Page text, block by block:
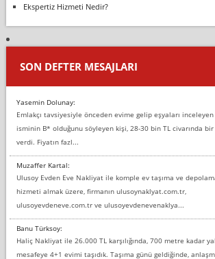
Ekspertiz Hizmeti Nedir?
SON DEFTER MESAJLARI
Yasemin Dolunay:
Emlakçı tavsiyesiyle önceden evime gelip eşyaları inceleyen
isminin B* olduğunu söyleyen kişi, 28-30 bin TL civarında
verdi. Fiyatın fazl...
Muzaffer Kartal:
Ulusoy Evden Eve Nakliyat ile komple ev taşıma ve
hizmeti almak üzere, firmanın ulusoynaklyat.com.tr,
ulusoyevdeneve.com.tr ve ulusoyevdenevenaklya...
Banu Türksoy:
Haliç Nakliyat ile 26.000 TL karşılığında, 700 metre kadar
mesafeye 4+1 evimi taşıdık. Taşıma günü geldiğinde,